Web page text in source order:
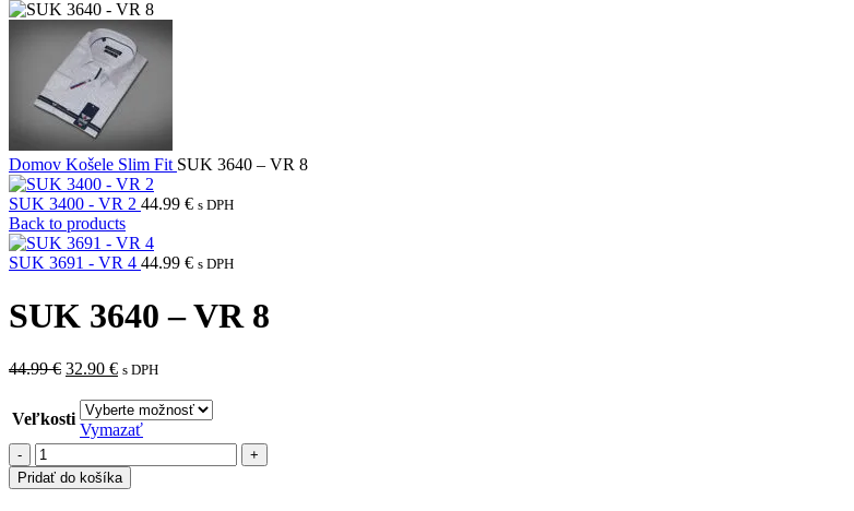
Domov Košele Slim Fit SUK 3640 – VR 8
SUK 3400 - VR 2 44.99 € s DPH
Back to products
SUK 3691 - VR 4 44.99 € s DPH
SUK 3640 – VR 8
44.99€ Pôvodná
bola:
44.99 €.
32.90 €Aktuálna
je:
32.90 €.
s DPH
Veľkosti
Vymazať
množstvo
SUK
3640
Pridať do košíka